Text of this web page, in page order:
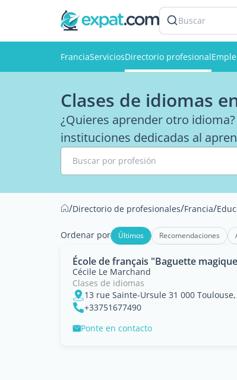
Buscar
FranciaServiciosDirectorio profesional
Clases de idiomas
¿Quieres aprender otro
instituciones dedicadas al
Buscar por profesión
/Directorio de profesionales/Francia/
Ordenar por Últimos Recomendaciones
École de français "Baguette
Cécile Le Marchand
Clases de idiomas
13 rue Sainte-Ursule 31 000
+33751677490
Ponte en contacto